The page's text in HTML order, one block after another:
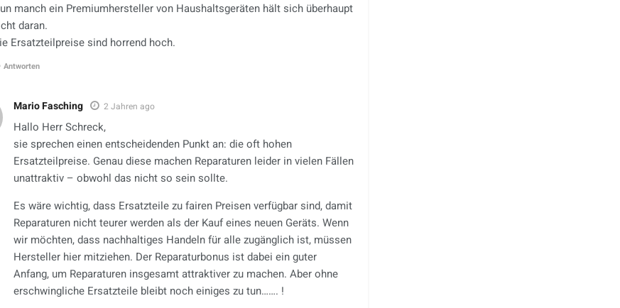
manch ein Premiumhersteller von Haushaltsgeräten hält sich überhaupt
daran.
Ersatzteilpreise sind horrend hoch.
Antworten
Mario Fasching 2 Jahren ago
Hallo Herr Schreck,
sie sprechen einen entscheidenden Punkt an: die oft hohen
Ersatzteilpreise. Genau diese machen Reparaturen leider in vielen Fällen
unattraktiv – obwohl das nicht so sein sollte.
Es wäre wichtig, dass Ersatzteile zu fairen Preisen verfügbar sind, damit
Reparaturen nicht teurer werden als der Kauf eines neuen Geräts. Wenn
wir möchten, dass nachhaltiges Handeln für alle zugänglich ist, müssen
Hersteller hier mitziehen. Der Reparaturbonus ist dabei ein guter
Anfang, um Reparaturen insgesamt attraktiver zu machen. Aber ohne
erschwingliche Ersatzteile bleibt noch einiges zu tun……. !